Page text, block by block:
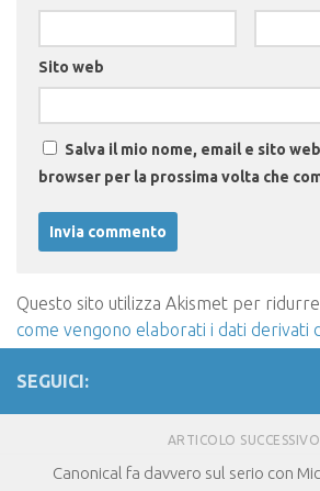
Sito web
Salva il mio nome, email e sito
browser per la prossima volta che
Questo sito utilizza Akismet per ridurre
come vengono elaborati i dati derivati
SEGUICI:
ARTICOLO SUCCESSIVO
Canonical fa davvero sul serio con